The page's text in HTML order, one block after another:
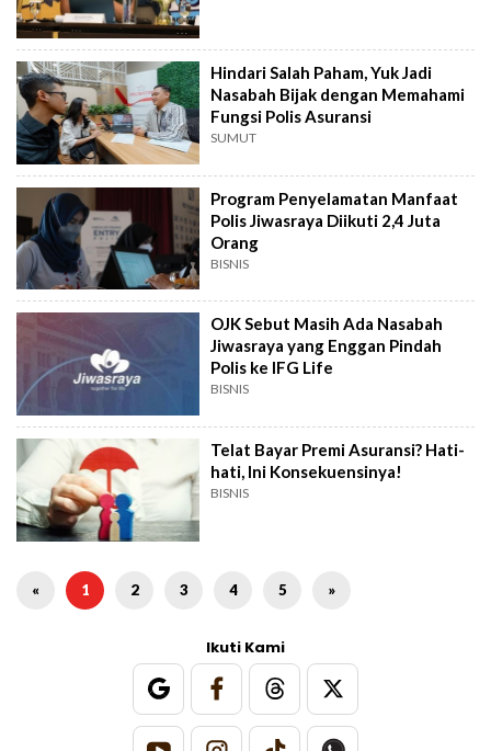
Hindari Salah Paham, Yuk Jadi
Nasabah Bijak dengan Memahami
Fungsi Polis Asuransi
SUMUT
Program Penyelamatan Manfaat
Polis Jiwasraya Diikuti 2,4 Juta
Orang
BISNIS
OJK Sebut Masih Ada Nasabah
Jiwasraya yang Enggan Pindah
Polis ke IFG Life
BISNIS
Telat Bayar Premi Asuransi? Hati-
hati, Ini Konsekuensinya!
BISNIS
« 1 2 3 4 5 »
Ikuti Kami